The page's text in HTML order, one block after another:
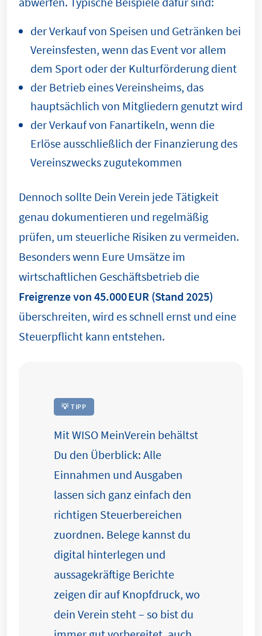
der Verkauf von Speisen und Getränken bei
Vereinsfesten, wenn das Event vor allem
dem Sport oder der Kulturförderung dient
der Betrieb eines Vereinsheims, das
hauptsächlich von Mitgliedern genutzt wird
der Verkauf von Fanartikeln, wenn die
Erlöse ausschließlich der Finanzierung des
Vereinszwecks zugutekommen
Dennoch sollte Dein Verein jede Tätigkeit
genau dokumentieren und regelmäßig
prüfen, um steuerliche Risiken zu vermeiden.
Besonders wenn Eure Umsätze im
wirtschaftlichen Geschäftsbetrieb die
Freigrenze von 45.000 EUR (Stand 2025)
überschreiten, wird es schnell ernst und eine
Steuerpflicht kann entstehen.
💡 TIPP
Mit WISO MeinVerein behältst
Du den Überblick: Alle
Einnahmen und Ausgaben
lassen sich ganz einfach den
richtigen Steuerbereichen
zuordnen. Belege kannst du
digital hinterlegen und
aussagekräftige Berichte
zeigen dir auf Knopfdruck, wo
dein Verein steht – so bist du